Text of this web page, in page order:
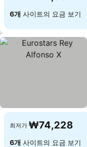
6개 사이트의 요금 보기
최저가 ₩74,228
6개 사이트의 요금 보기